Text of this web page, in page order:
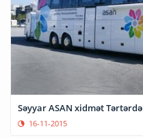
Səyyar ASAN xidmət Tərtərdə
16-11-2015